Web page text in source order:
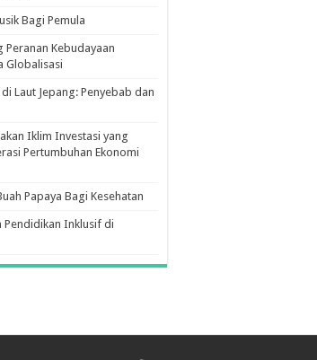
Bagi Pemula
Peranan Kebudayaan
Globalisasi
Laut Jepang: Penyebab dan
Iklim Investasi yang
Pertumbuhan Ekonomi
Papaya Bagi Kesehatan
Pendidikan Inklusif di